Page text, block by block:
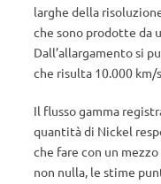
larghe della
che sono prodotte da
Dall’allargamento si
che risulta 10.000 km/
Il flusso gamma
quantità di Nickel
che fare con un
non nulla, le stime